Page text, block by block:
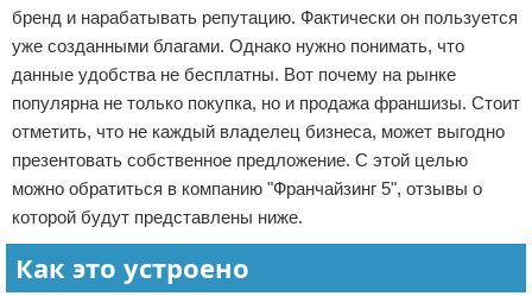
Менеджмент
бренд и нарабатывать репутацию. Фактически он пользуется
уже созданными благами. Однако нужно понимать, что
данные удобства не бесплатны. Вот почему на рынке
популярна не только покупка, но и продажа франшизы. Стоит
отметить, что не каждый владелец бизнеса, может выгодно
презентовать собственное предложение. С этой целью
можно обратиться в компанию "Франчайзинг 5", отзывы о
которой будут представлены ниже.
Как это устроено